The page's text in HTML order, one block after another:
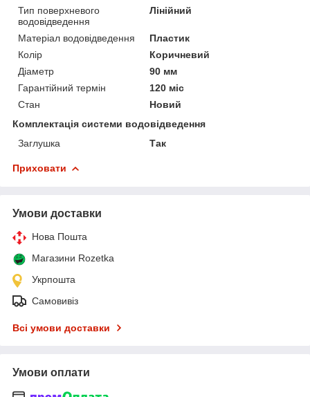
Тип поверхневого
водовідведення
Лінійний
Матеріал водовідведення
Пластик
Колір
Коричневий
Діаметр
90 мм
Гарантійний термін
120 міс
Стан
Новий
Комплектація системи водовідведення
Заглушка
Так
Приховати
Умови доставки
Нова Пошта
Магазини Rozetka
Укрпошта
Самовивіз
Всі умови доставки
Умови оплати